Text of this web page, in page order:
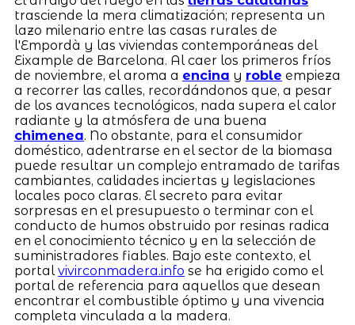
trasciende la mera climatización; representa un
lazo milenario entre las casas rurales de
l'Empordà y las viviendas contemporáneas del
Eixample de Barcelona. Al caer los primeros fríos
de noviembre, el aroma a encina y roble empieza
a recorrer las calles, recordándonos que, a pesar
de los avances tecnológicos, nada supera el calor
radiante y la atmósfera de una buena
chimenea. No obstante, para el consumidor
doméstico, adentrarse en el sector de la biomasa
puede resultar un complejo entramado de tarifas
cambiantes, calidades inciertas y legislaciones
locales poco claras. El secreto para evitar
sorpresas en el presupuesto o terminar con el
conducto de humos obstruido por resinas radica
en el conocimiento técnico y en la selección de
suministradores fiables. Bajo este contexto, el
portalvivirconmadera.info se ha erigido como el
portal de referencia para aquellos que desean
encontrar el combustible óptimo y una vivencia
completa vinculada a la madera.